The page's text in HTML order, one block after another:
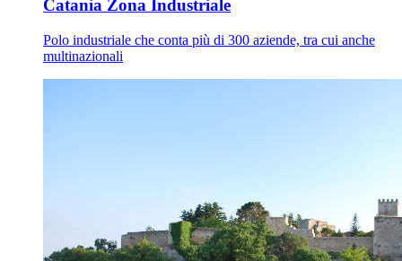
Catania Zona Industriale
Polo industriale che conta più di 300 aziende, tra cui anche
multinazionali